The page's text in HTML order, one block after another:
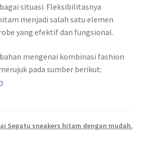
situasi. Fleksibilitasnya
menjadi salah satu elemen
yang efektif dan fungsional.
mengenai kombinasi fashion
pada sumber berikut:
Sepatu sneakers hitam dengan mudah.